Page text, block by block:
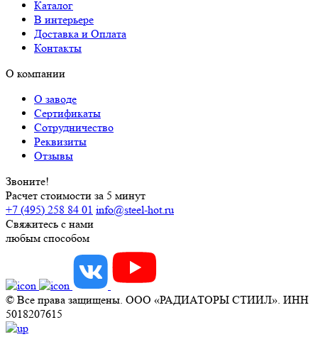
Каталог
В интерьере
Доставка и Оплата
Контакты
О компании
О заводе
Сертификаты
Сотрудничество
Реквизиты
Отзывы
Звоните!
Расчет стоимости за 5 минут
+7 (495) 258 84 01 info@steel-hot.ru
Свяжитесь с нами
любым способом
© Все права защищены. ООО «РАДИАТОРЫ СТИИЛ». ИНН
5018207615